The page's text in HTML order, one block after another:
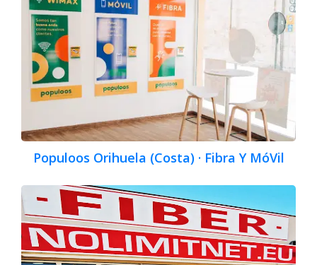
Populoos Orihuela (Costa) · Fibra Y MóVil